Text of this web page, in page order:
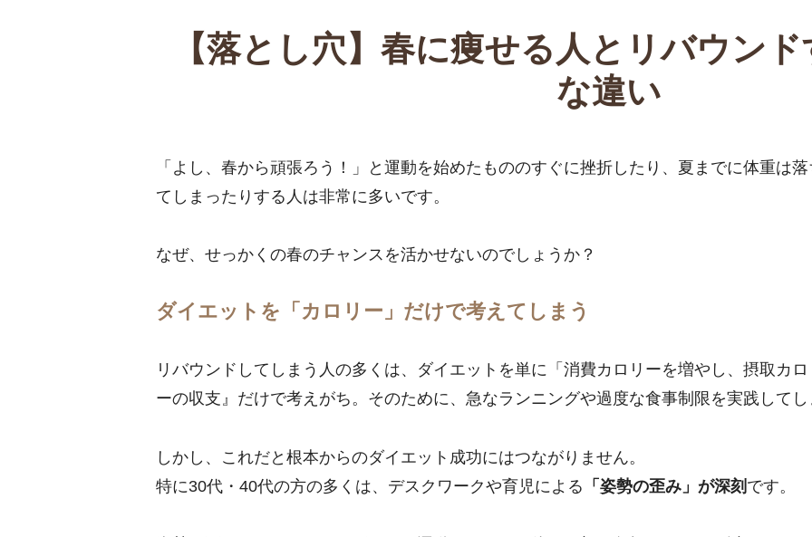
【落とし穴】春に痩せる人とリバウン
な違い
「よし、春から頑張ろう！」と運動を始めたもののすぐに挫折したり、夏までに体重は
てしまったりする人は非常に多いです。
なぜ、せっかくの春のチャンスを活かせないのでしょうか？
ダイエットを「カロリー」だけで考えてしまう
リバウンドしてしまう人の多くは、ダイエットを単に「消費カロリーを増やし、摂取カ
ーの収支』だけで考えがち。そのために、急なランニングや過度な食事制限を実践して
しかし、これだと根本からのダイエット成功にはつながりません。
特に30代・40代の方の多くは、デスクワークや育児による 「姿勢の歪み」が深刻 です。